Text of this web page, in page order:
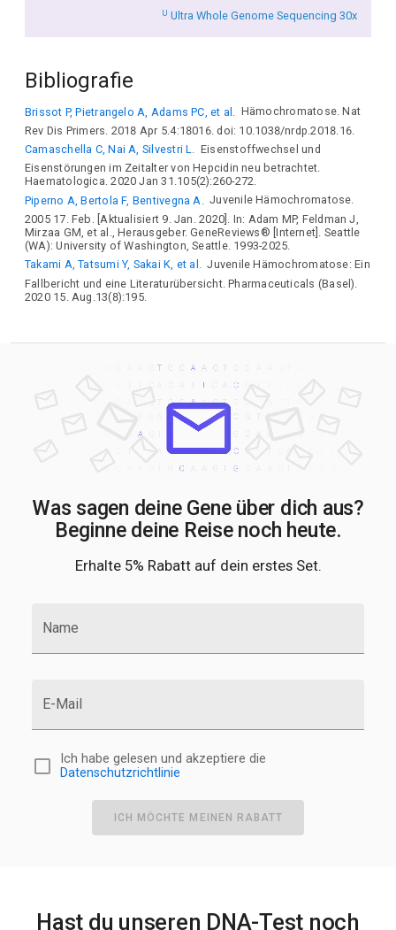
U Ultra Whole Genome Sequencing 30x
Bibliografie
Brissot P, Pietrangelo A, Adams PC, et al.
Hämochromatose. Nat
Rev Dis Primers. 2018 Apr 5.4:18016. doi: 10.1038/nrdp.2018.16.
Camaschella C, Nai A, Silvestri L. Eisenstoffwechsel und
Eisenstörungen im Zeitalter von Hepcidin neu betrachtet.
Haematologica. 2020 Jan 31.105(2):260-272.
Piperno A, Bertola F, Bentivegna A.
Juvenile Hämochromatose.
2005 17. Feb. [Aktualisiert 9. Jan. 2020]. In: Adam MP, Feldman J,
Mirzaa GM, et al., Herausgeber. GeneReviews® [Internet]. Seattle
(WA): University of Washington, Seattle. 1993-2025.
Takami A, Tatsumi Y, Sakai K, et al. Juvenile Hämochromatose: Ein
Fallbericht und eine Literaturübersicht. Pharmaceuticals (Basel).
2020 15. Aug.13(8):195.
Was sagen deine Gene über dich aus?
Beginne deine Reise noch heute.
Erhalte 5% Rabatt auf dein erstes Set.
Name
E-Mail
Ich habe gelesen und akzeptiere die
Datenschutzrichtlinie
ICH MÖCHTE MEINEN RABATT
Hast du unseren DNA-Test noch